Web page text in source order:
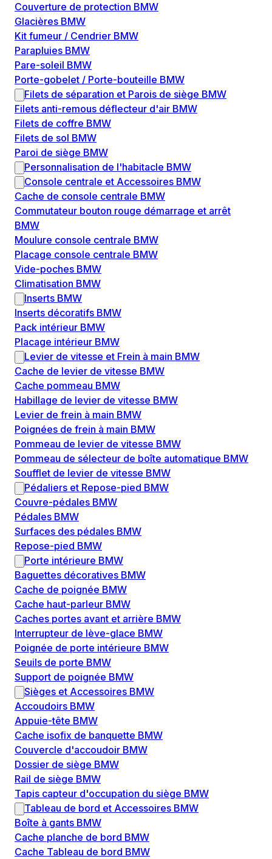
Couverture de protection BMW
Glacières BMW
Kit fumeur / Cendrier BMW
Parapluies BMW
Pare-soleil BMW
Porte-gobelet / Porte-bouteille BMW
Filets de séparation et Parois de siège BMW
Filets anti-remous déflecteur d'air BMW
Filets de coffre BMW
Filets de sol BMW
Paroi de siège BMW
Personnalisation de l'habitacle BMW
Console centrale et Accessoires BMW
Cache de console centrale BMW
Commutateur bouton rouge démarrage et arrêt
BMW
Moulure console centrale BMW
Placage console centrale BMW
Vide-poches BMW
Climatisation BMW
Inserts BMW
Inserts décoratifs BMW
Pack intérieur BMW
Placage intérieur BMW
Levier de vitesse et Frein à main BMW
Cache de levier de vitesse BMW
Cache pommeau BMW
Habillage de levier de vitesse BMW
Levier de frein à main BMW
Poignées de frein à main BMW
Pommeau de levier de vitesse BMW
Pommeau de sélecteur de boîte automatique BMW
Soufflet de levier de vitesse BMW
Pédaliers et Repose-pied BMW
Couvre-pédales BMW
Pédales BMW
Surfaces des pédales BMW
Repose-pied BMW
Porte intérieure BMW
Baguettes décoratives BMW
Cache de poignée BMW
Cache haut-parleur BMW
Caches portes avant et arrière BMW
Interrupteur de lève-glace BMW
Poignée de porte intérieure BMW
Seuils de porte BMW
Support de poignée BMW
Sièges et Accessoires BMW
Accoudoirs BMW
Appuie-tête BMW
Cache isofix de banquette BMW
Couvercle d'accoudoir BMW
Dossier de siège BMW
Rail de siège BMW
Tapis capteur d'occupation du siège BMW
Tableau de bord et Accessoires BMW
Boîte à gants BMW
Cache planche de bord BMW
Cache Tableau de bord BMW